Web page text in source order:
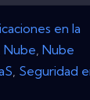
en la
Nube,Nube
, Seguridad